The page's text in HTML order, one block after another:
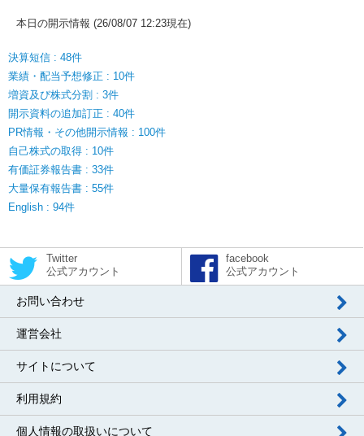
本日の開示情報 (26/08/07 12:23現在)
決算短信 : 48件
業績・配当予想修正 : 10件
増資及び株式分割 : 3件
開示資料の追加訂正 : 40件
PR情報・その他開示情報 : 100件
自己株式の取得 : 10件
有価証券報告書 : 33件
大量保有報告書 : 55件
English : 94件
Twitter
公式アカウント
facebook
公式アカウント
お問い合わせ
運営会社
サイトについて
利用規約
個人情報の取扱いについて